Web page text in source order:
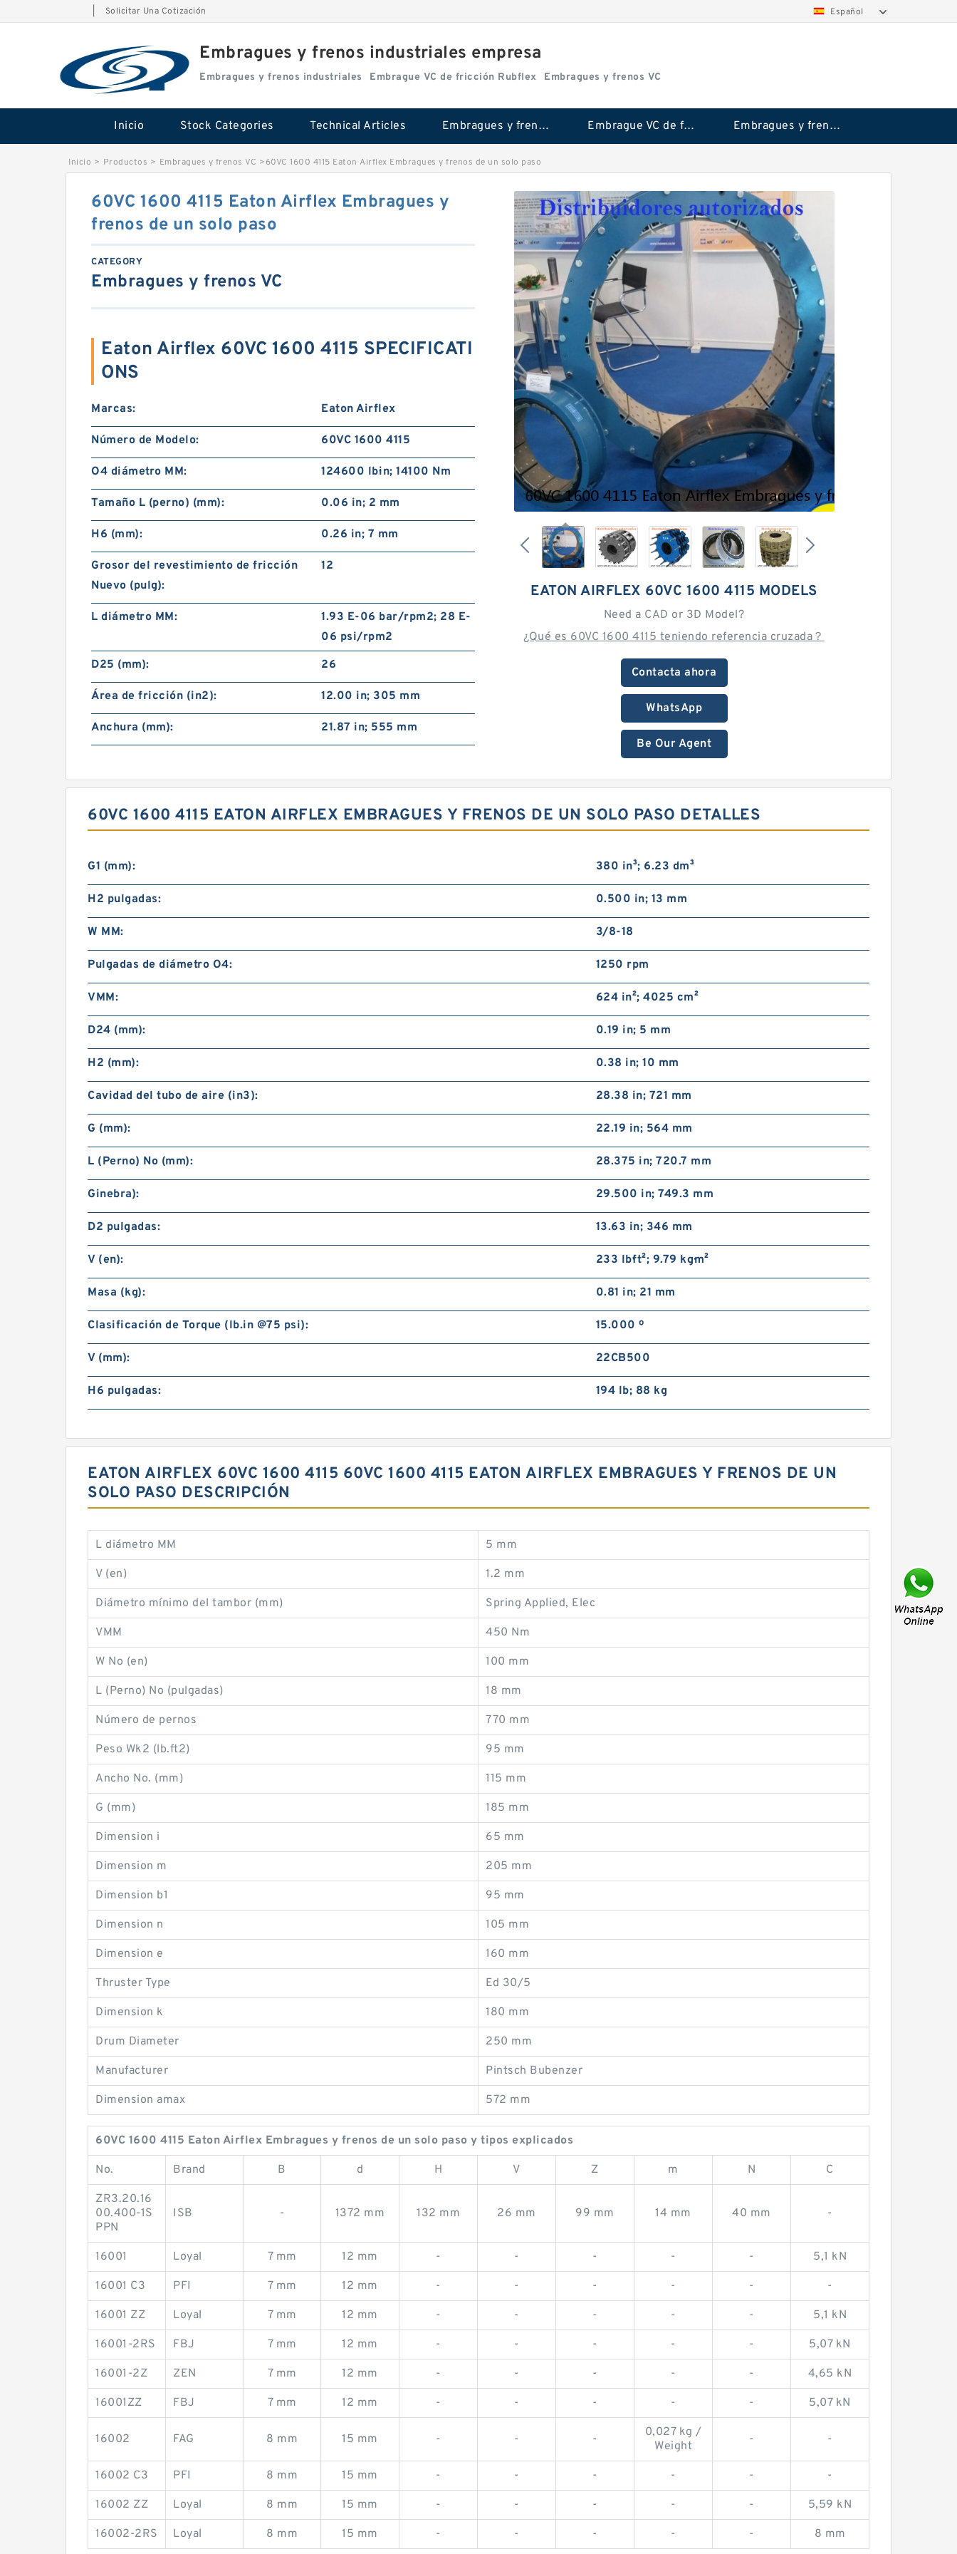
Solicitar Una Cotización Español
Embragues y frenos industriales empresa
Embragues y frenos industriales Embrague VC de fricción Rubflex Embragues y frenos VC
Inicio Stock Categories Technical Articles Embragues y frenos industriales Embrague VC de fricción Rubflex Embragues y frenos VC
Inicio > Productos > Embragues y frenos VC >60VC 1600 4115 Eaton Airflex Embragues y frenos de un solo paso
EATON AIRFLEX 60VC 1600 4115 MODELS
Need a CAD or 3D Model?
¿Qué es 60VC 1600 4115 teniendo referencia cruzada？
Contacta ahora
WhatsApp
Be Our Agent
60VC 1600 4115 Eaton Airflex Embragues y
frenos de un solo paso
CATEGORY
Embragues y frenos VC
Eaton Airflex 60VC 1600 4115 SPECIFICATI
ONS
Marcas: Eaton Airflex
Número de Modelo: 60VC 1600 4115
O4 diámetro MM: 124600 lb·in; 14100 Nm
Tamaño L (perno) (mm): 0.06 in; 2 mm
H6 (mm): 0.26 in; 7 mm
Grosor del revestimiento de fricción
Nuevo (pulg):
12
L diámetro MM:
1.93 E-06 bar/rpm2; 28 E-
06 psi/rpm2
D25 (mm):
26
Área de fricción (in2): 12.00 in; 305 mm
Anchura (mm): 21.87 in; 555 mm
60VC 1600 4115 EATON AIRFLEX EMBRAGUES Y FRENOS DE UN SOLO PASO DETALLES
G1 (mm): 380 in³; 6.23 dm³
H2 pulgadas: 0.500 in; 13 mm
W MM: 3/8-18
Pulgadas de diámetro O4: 1250 rpm
VMM: 624 in²; 4025 cm²
D24 (mm): 0.19 in; 5 mm
H2 (mm): 0.38 in; 10 mm
Cavidad del tubo de aire (in3): 28.38 in; 721 mm
G (mm): 22.19 in; 564 mm
L (Perno) No (mm): 28.375 in; 720.7 mm
Ginebra): 29.500 in; 749.3 mm
D2 pulgadas: 13.63 in; 346 mm
V (en): 233 lb·ft²; 9.79 kg·m²
Masa (kg): 0.81 in; 21 mm
Clasificación de Torque (lb.in @75 psi): 15.000 º
V (mm): 22CB500
H6 pulgadas: 194 lb; 88 kg
EATON AIRFLEX 60VC 1600 4115 60VC 1600 4115 EATON AIRFLEX EMBRAGUES Y FRENOS DE UN
SOLO PASO DESCRIPCIÓN
L diámetro MM 5 mm
V (en) 1.2 mm
Diámetro mínimo del tambor (mm) Spring Applied, Elec
VMM 450 Nm
W No (en) 100 mm
L (Perno) No (pulgadas) 18 mm
Número de pernos 770 mm
Peso Wk2 (lb.ft2) 95 mm
Ancho No. (mm) 115 mm
G (mm) 185 mm
Dimension i 65 mm
Dimension m 205 mm
Dimension b1 95 mm
Dimension n 105 mm
Dimension e 160 mm
Thruster Type Ed 30/5
Dimension k 180 mm
Drum Diameter 250 mm
Manufacturer Pintsch Bubenzer
Dimension amax 572 mm
60VC 1600 4115 Eaton Airflex Embragues y frenos de un solo paso y tipos explicados
No. Brand B d H V Z m N C
ZR3.20.16
00.400-1S
PPN
ISB - 1372 mm 132 mm 26 mm 99 mm 14 mm 40 mm -
16001 Loyal 7 mm 12 mm - - - - - 5,1 kN
16001 C3 PFI 7 mm 12 mm - - - - - -
16001 ZZ Loyal 7 mm 12 mm - - - - - 5,1 kN
16001-2RS FBJ 7 mm 12 mm - - - - - 5,07 kN
16001-2Z ZEN 7 mm 12 mm - - - - - 4,65 kN
16001ZZ FBJ 7 mm 12 mm - - - - - 5,07 kN
16002 FAG 8 mm 15 mm - - -
0,027 kg /
Weight
- -
16002 C3 PFI 8 mm 15 mm - - - - - -
16002 ZZ Loyal 8 mm 15 mm - - - - - 5,59 kN
16002-2RS Loyal 8 mm 15 mm - - - - - 8 mm